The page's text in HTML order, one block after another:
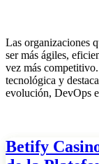
Las organizaciones
ser más ágiles,
vez más
tecnológica y
evolución, DevOps
Betify